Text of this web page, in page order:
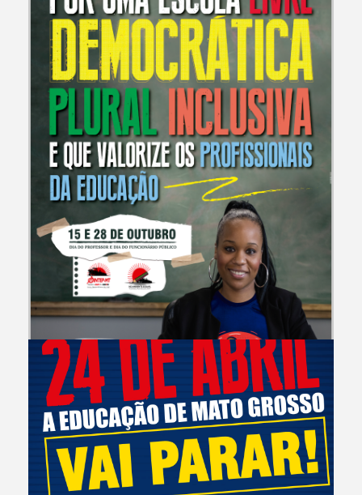
CAMPANHAS E EVENTOS
XVII Congresso Estadual do Sintep-MT
CAMPANHAS E EVENTOS
Por uma Escola Livre Democrática Plural Inclusiva e que Valorize os
Profissionais da Educa